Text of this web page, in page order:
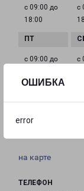
ОШИБКА
error
с 09:00 до
18:00
с
с 09:00 до
с
на карте
ТЕЛЕФОН